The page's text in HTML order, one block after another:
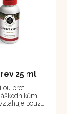
25 ml
proti
pouze